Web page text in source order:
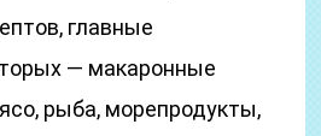
главные
— макаронные
рыба, морепродукты,